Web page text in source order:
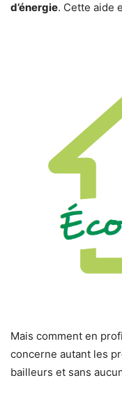
d’énergie. Cette aide
Mais comment en
concerne autant les
bailleurs et sans